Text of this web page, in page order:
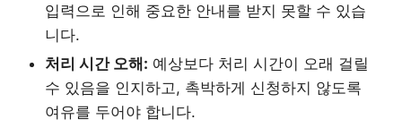
입력으로 인해 중요한 안내를 받지 못할 수 있습
니다.
처리 시간 오해: 예상보다 처리 시간이 오래 걸릴
수 있음을 인지하고, 촉박하게 신청하지 않도록
여유를 두어야 합니다.